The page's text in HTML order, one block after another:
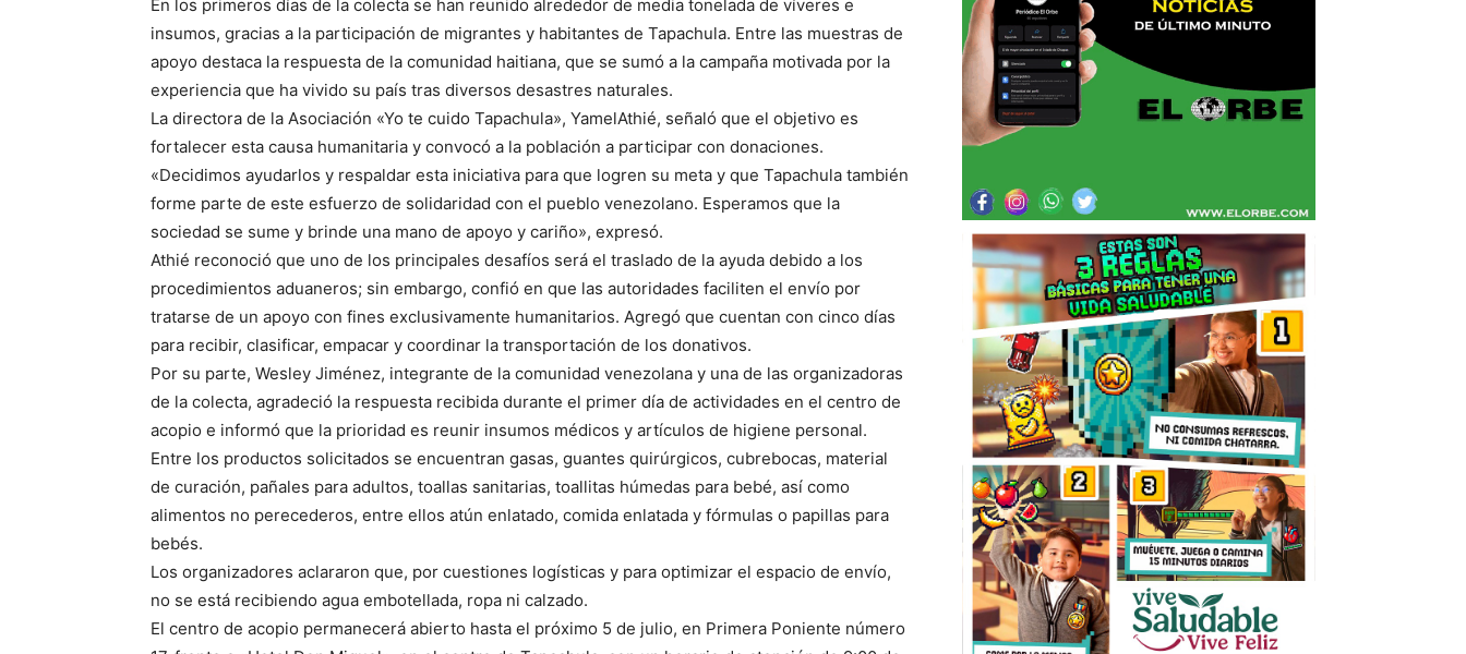
En los primeros días de la colecta se han reunido alrededor de media tonelada de víveres e
insumos, gracias a la participación de migrantes y habitantes de Tapachula. Entre las muestras de
apoyo destaca la respuesta de la comunidad haitiana, que se sumó a la campaña motivada por la
experiencia que ha vivido su país tras diversos desastres naturales.
La directora de la Asociación «Yo te cuido Tapachula», YamelAthié, señaló que el objetivo es
fortalecer esta causa humanitaria y convocó a la población a participar con donaciones.
«Decidimos ayudarlos y respaldar esta iniciativa para que logren su meta y que Tapachula también
forme parte de este esfuerzo de solidaridad con el pueblo venezolano. Esperamos que la
sociedad se sume y brinde una mano de apoyo y cariño», expresó.
Athié reconoció que uno de los principales desafíos será el traslado de la ayuda debido a los
procedimientos aduaneros; sin embargo, confió en que las autoridades faciliten el envío por
tratarse de un apoyo con fines exclusivamente humanitarios. Agregó que cuentan con cinco días
para recibir, clasificar, empacar y coordinar la transportación de los donativos.
Por su parte, Wesley Jiménez, integrante de la comunidad venezolana y una de las organizadoras
de la colecta, agradeció la respuesta recibida durante el primer día de actividades en el centro de
acopio e informó que la prioridad es reunir insumos médicos y artículos de higiene personal.
Entre los productos solicitados se encuentran gasas, guantes quirúrgicos, cubrebocas, material
de curación, pañales para adultos, toallas sanitarias, toallitas húmedas para bebé, así como
alimentos no perecederos, entre ellos atún enlatado, comida enlatada y fórmulas o papillas para
bebés.
Los organizadores aclararon que, por cuestiones logísticas y para optimizar el espacio de envío,
no se está recibiendo agua embotellada, ropa ni calzado.
El centro de acopio permanecerá abierto hasta el próximo 5 de julio, en Primera Poniente número